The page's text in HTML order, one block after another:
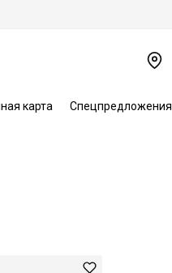
карта Спецпредложения